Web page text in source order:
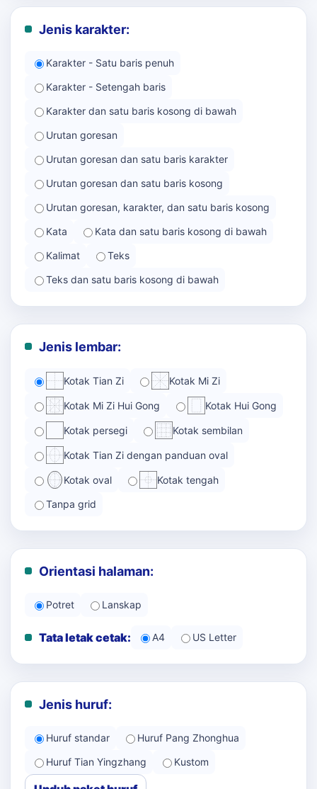
Jenis karakter:
Karakter - Satu baris penuh
Karakter - Setengah baris
Karakter dan satu baris kosong di bawah
Urutan goresan
Urutan goresan dan satu baris karakter
Urutan goresan dan satu baris kosong
Urutan goresan, karakter, dan satu baris kosong
Kata
Kata dan satu baris kosong di bawah
Kalimat
Teks
Teks dan satu baris kosong di bawah
Jenis lembar:
Kotak Tian Zi Kotak Mi Zi
Kotak Mi Zi Hui Gong Kotak Hui Gong
Kotak persegi Kotak sembilan
Kotak Tian Zi dengan panduan oval
Kotak oval Kotak tengah
Tanpa grid
Orientasi halaman:
Potret Lanskap
Tata letak cetak: A4 US Letter
Jenis huruf:
Huruf standar
Huruf Pang Zhonghua
Huruf Tian Yingzhang
Kustom